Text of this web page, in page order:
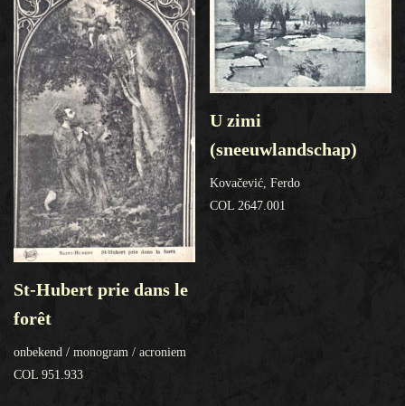
St-Hubert prie dans le
forêt
onbekend / monogram / acroniem
COL 951.933
U zimi
(sneeuwlandschap)
Kovačević, Ferdo
COL 2647.001